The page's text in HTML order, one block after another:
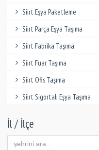
Siirt Eşya Paketleme
Siirt Parça Eşya Taşıma
Siirt Fabrika Taşıma
Siirt Fuar Taşıma
Siirt Ofis Taşıma
Siirt Sigortalı Eşya Taşıma
İl / İlçe